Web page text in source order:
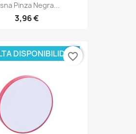
Pinza Negra...
3,96 €
DISPONIBILIDAD
favorite_border